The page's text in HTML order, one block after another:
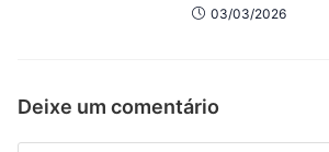
03/03/2026
Deixe um comentário